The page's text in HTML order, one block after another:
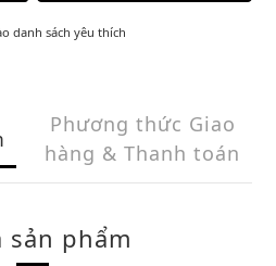
danh sách yêu thích
Phương thức Giao
hàng & Thanh toán
sản phẩm